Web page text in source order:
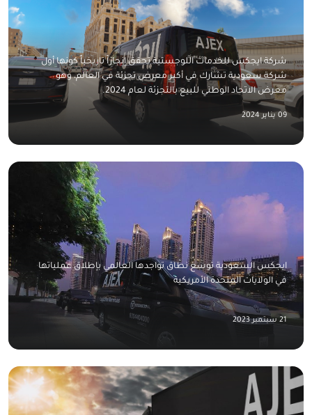
شركة ايجكس للخدمات اللوجستية تحقق إنجازاً تاريخياً كونها أول
شركة سعودية تشارك في أكبر معرض تجزئة في العالم، وهو
معرض الاتحاد الوطني للبيع بالتجزئة لعام 2024.
09 يناير 2024
ايجكس السعودية توسع نطاق تواجدها العالمي بإطلاق عملياتها
في الولايات المتحدة الأمريكية
21 سبتمبر 2023